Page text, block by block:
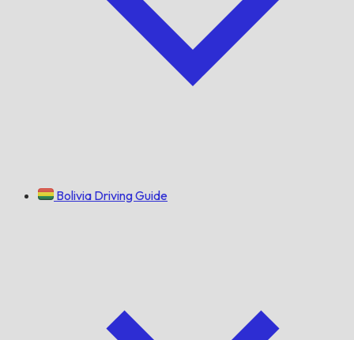
Bolivia Driving Guide